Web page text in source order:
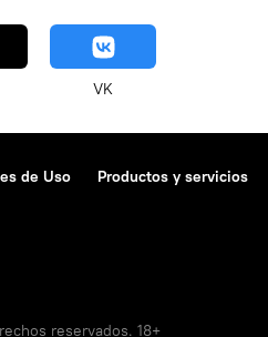
VK
de Uso Productos y servicios
reservados. 18+